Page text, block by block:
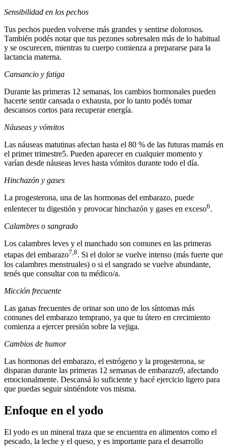
Sensibilidad en los pechos
Tus pechos pueden volverse más grandes y sentirse dolorosos.
También podés notar que tus pezones sobresalen más de lo habitual
y se oscurecen, mientras tu cuerpo comienza a prepararse para la
lactancia materna.
Cansancio y fatiga
Durante las primeras 12 semanas, los cambios hormonales pueden
hacerte sentir cansada o exhausta, por lo tanto podés tomar
descansos cortos para recuperar energía.
Náuseas y vómitos
Las náuseas matutinas afectan hasta el 80 % de las futuras mamás en
el primer trimestre5. Pueden aparecer en cualquier momento y
varían desde náuseas leves hasta vómitos durante todo el día.
Hinchazón y gases
La progesterona, una de las hormonas del embarazo, puede
enlentecer tu digestión y provocar hinchazón y gases en exceso6.
Calambres o sangrado
Los calambres leves y el manchado son comunes en las primeras
etapas del embarazo7,8. Si el dolor se vuelve intenso (más fuerte que
los calambres menstruales) o si el sangrado se vuelve abundante,
tenés que consultar con tu médico/a.
Micción frecuente
Las ganas frecuentes de orinar son uno de los síntomas más
comunes del embarazo temprano, ya que tu útero en crecimiento
comienza a ejercer presión sobre la vejiga.
Cambios de humor
Las hormonas del embarazo, el estrógeno y la progesterona, se
disparan durante las primeras 12 semanas de embarazo9, afectando
emocionalmente. Descansá lo suficiente y hacé ejercicio ligero para
que puedas seguir sintiéndote vos misma.
Enfoque en el yodo
El yodo es un mineral traza que se encuentra en alimentos como el
pescado, la leche y el queso, y es importante para el desarrollo